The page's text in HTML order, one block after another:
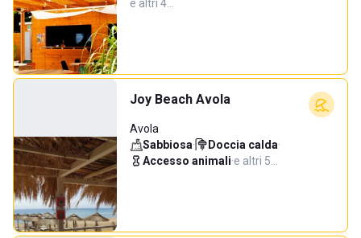
e altri 4…
Joy Beach Avola
Avola
Sabbiosa· Doccia calda·
Accesso animali·e altri 5…